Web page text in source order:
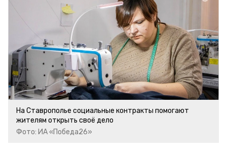
На Ставрополье социальные контракты помогают
жителям открыть своё дело
Фото: ИА «Победа26»